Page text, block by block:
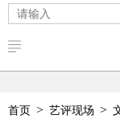
首页 > 艺评现场 >